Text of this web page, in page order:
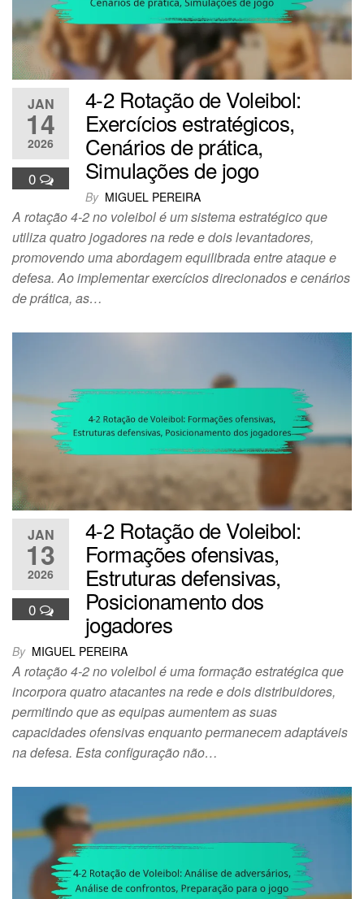
JAN
14
2026
0
4-2 Rotação de Voleibol:
Exercícios estratégicos,
Cenários de prática,
Simulações de jogo
By MIGUEL PEREIRA
A rotação 4-2 no voleibol é um sistema estratégico que
utiliza quatro jogadores na rede e dois levantadores,
promovendo uma abordagem equilibrada entre ataque e
defesa. Ao implementar exercícios direcionados e cenários
de prática, as…
JAN
13
2026
0
4-2 Rotação de Voleibol:
Formações ofensivas,
Estruturas defensivas,
Posicionamento dos
jogadores
By MIGUEL PEREIRA
A rotação 4-2 no voleibol é uma formação estratégica que
incorpora quatro atacantes na rede e dois distribuidores,
permitindo que as equipas aumentem as suas
capacidades ofensivas enquanto permanecem adaptáveis
na defesa. Esta configuração não…